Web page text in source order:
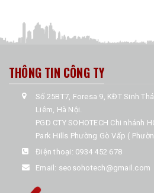
THÔNG TIN CÔNG TY
Số 25BT7, Foresa 9, KĐT Sinh
Liêm, Hà Nội.
PGD CTY SOHOTECH Chi nhánh
Park Hills Phường Gò Vấp (
Điện thoại: 0934 452 678
Email: seosohotech@gmail.com